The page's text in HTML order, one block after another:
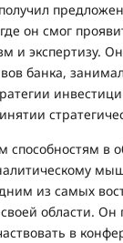
он смог
и экспертизу.
банка,
способностям в
из самых
области. Он
в